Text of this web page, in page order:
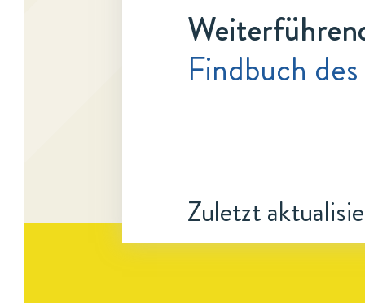
Findbuch
Zuletzt